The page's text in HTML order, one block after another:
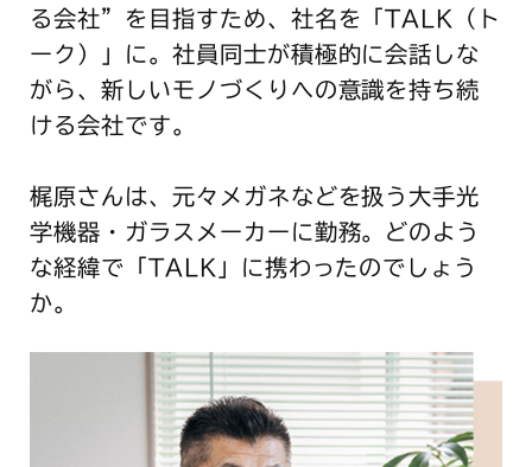
る会社”を目指すため、社名を「TALK（ト
ーク）」に。社員同士が積極的に会話しな
がら、新しいモノづくりへの意識を持ち続
ける会社です。
梶原さんは、元々メガネなどを扱う大手光
学機器・ガラスメーカーに勤務。どのよう
な経緯で「TALK」に携わったのでしょう
か。